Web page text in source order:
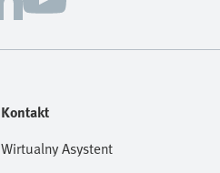
Kontakt
Wirtualny Asystent